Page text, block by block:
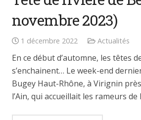
novembre 2023)
1 décembre 2022 Actualités
En ce début d’automne, les têtes
s’enchainent… Le week-end
Bugey Haut-Rhône, à Virignin
l’Ain, qui accueillait les rameurs